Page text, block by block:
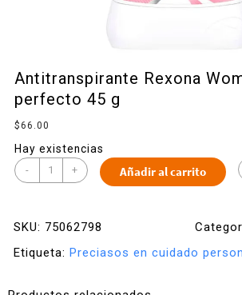
Antitranspirante Rexona
perfecto 45 g
$66.00
Hay existencias
- + Añadir al carrito
SKU: 75062798
Etiqueta: Preciasos en cuidado